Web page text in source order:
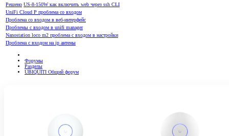
Решено US-8-150W как включить web через ssh CLI
UniFi Cloud P проблема со входом
Проблема со входом в веб-интерфейс
Проблемы с входом в unifi manager
Nanostation loco m2 проблема с входом в настройки
Проблема с входом на ip антены
Форумы
Разделы
UBIQUITI Общий форум